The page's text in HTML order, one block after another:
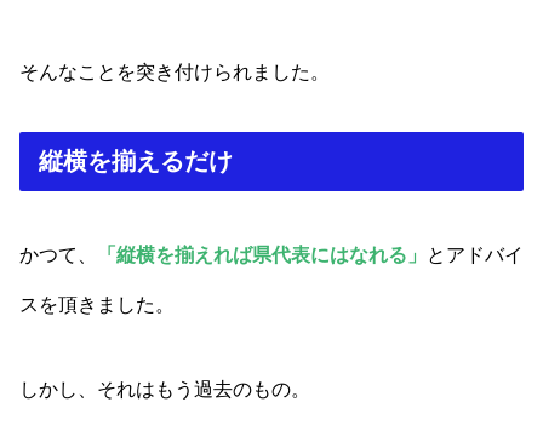
そんなことを突き付けられました。
縦横を揃えるだけ
かつて、 「縦横を揃えれば県代表にはなれる」 とアドバイ
スを頂きました。
しかし、それはもう過去のもの。